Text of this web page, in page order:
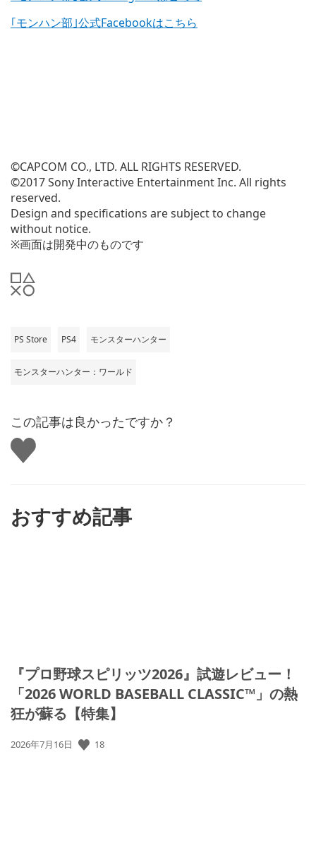
｢モンハン部｣公式Facebookはこちら
©CAPCOM CO., LTD. ALL RIGHTS RESERVED.
©2017 Sony Interactive Entertainment Inc. All rights
reserved.
Design and specifications are subject to change
without notice.
※画面は開発中のものです
PS Store PS4 モンスターハンター
モンスターハンター：ワールド
この記事は良かったですか？
い
い
おすすめ記事
『プロ野球スピリッツ2026』試遊レビュー！
「2026 WORLD BASEBALL CLASSIC™」の熱
狂が蘇る【特集】
公
2026年7月16日 18